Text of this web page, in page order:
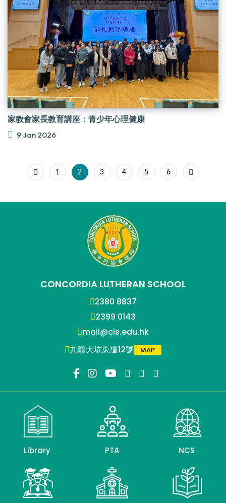
家教會家長教育講座：青少年心理健康
9 Jan 2026
1 2 3 4 5 6
CONCORDIA LUTHERAN SCHOOL
2380 8837
2399 0143
mail@cls.edu.hk
九龍大坑東道12號
MAP
Library PTA NCS